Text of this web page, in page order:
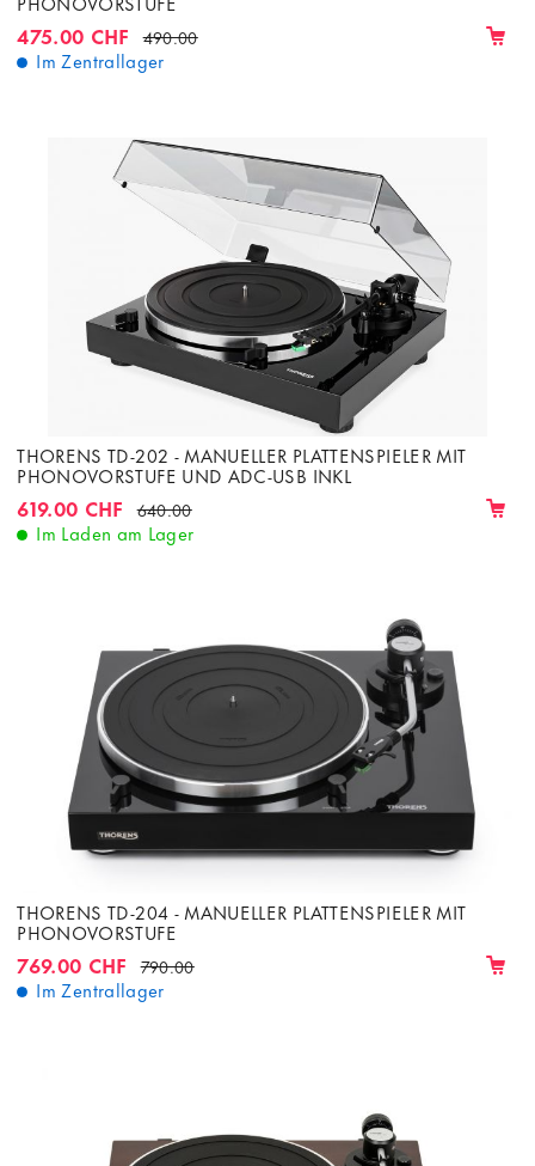
475.00 CHF 490.00
Im Zentrallager
THORENS TD-202 - MANUELLER PLATTENSPIELER MIT
PHONOVORSTUFE UND ADC-USB INKL
619.00 CHF 640.00
Im Laden am Lager
THORENS TD-204 - MANUELLER PLATTENSPIELER MIT
PHONOVORSTUFE
769.00 CHF 790.00
Im Zentrallager